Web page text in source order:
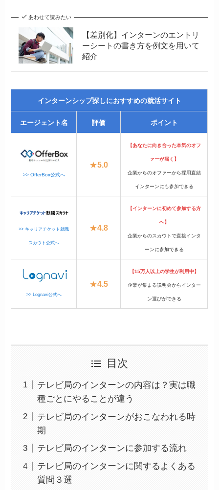
あわせて読みたい
【差別化】インターンのエントリ
ーシートの書き方を例文を用いて
紹介
インターンシップ探しにおすすめの就活サイト
エージェント名 評価 ポイント
>> OfferBox公式へ
★5.0
【あなたに向き合った本気のオフ
ァーが届く】
企業からのオファーから採用直結
インターンにも参加できる
>> キャリアチケット就職
スカウト公式へ
★4.8
【インターンに初めて参加する方
へ】
企業からのスカウトで直接インタ
ーンに参加できる
>> Lognavi公式へ
★4.5
【15万人以上の学生が利用中】
企業が集まる説明会からインター
ン選びができる
目次
テレビ局のインターンの内容は？実は職
種ごとにやることが違う
テレビ局のインターンがおこなわれる時
期
テレビ局のインターンに参加する流れ
テレビ局のインターンに関するよくある
質問３選